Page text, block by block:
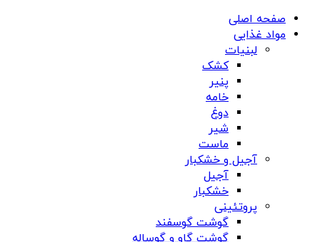
صفحه اصلی
مواد غذایی
لبنیات
کشک
پنیر
خامه
دوغ
شیر
ماست
آجیل و خشکبار
آجیل
خشکبار
پروتئینی
گوشت گوسفند
گوشت گاو و گوساله